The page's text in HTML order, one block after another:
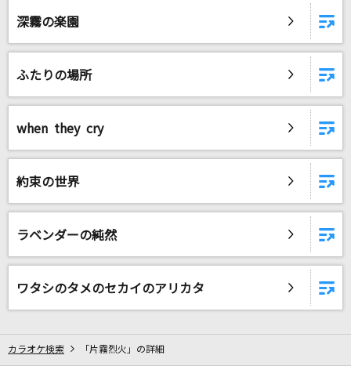
深霧の楽園
ふたりの場所
when they cry
約束の世界
ラベンダーの純然
ワタシのタメのセカイのアリカタ
カラオケ検索 「片霧烈火」の詳細